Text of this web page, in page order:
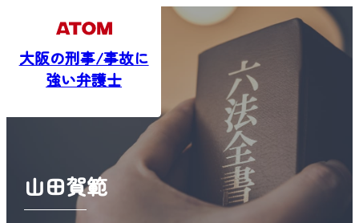
大阪の刑事/事故に
山田賀範